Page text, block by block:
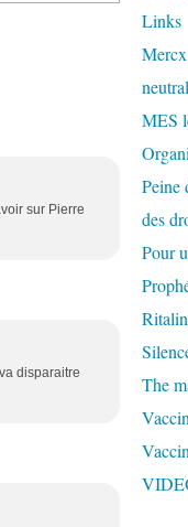
sur Pierre
disparaitre
Links
MES
Peine
des
Pour
The